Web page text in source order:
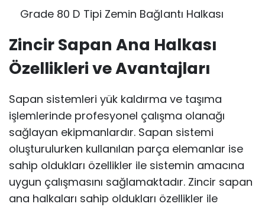
Grade 80 D Tipi Zemin Bağlantı Halkası
Zincir Sapan Ana Halkası
Özellikleri ve Avantajları
Sapan sistemleri yük kaldırma ve taşıma
işlemlerinde profesyonel çalışma olanağı
sağlayan ekipmanlardır. Sapan sistemi
oluşturulurken kullanılan parça elemanlar ise
sahip oldukları özellikler ile sistemin amacına
uygun çalışmasını sağlamaktadır. Zincir sapan
ana halkaları sahip oldukları özellikler ile